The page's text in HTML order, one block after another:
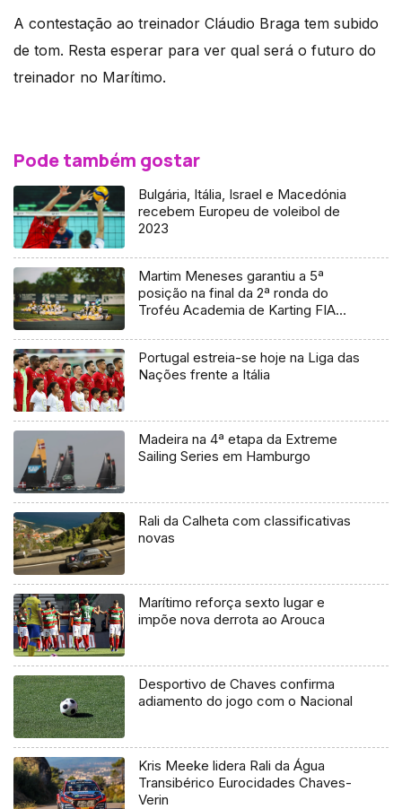
A contestação ao treinador Cláudio Braga tem subido
de tom. Resta esperar para ver qual será o futuro do
treinador no Marítimo.
Pode também gostar
Bulgária, Itália, Israel e Macedónia
recebem Europeu de voleibol de
2023
Martim Meneses garantiu a 5ª
posição na final da 2ª ronda do
Troféu Academia de Karting FIA
Portugal estreia-se hoje na Liga das
Nações frente a Itália
Madeira na 4ª etapa da Extreme
Sailing Series em Hamburgo
Rali da Calheta com classificativas
novas
Marítimo reforça sexto lugar e
impõe nova derrota ao Arouca
Desportivo de Chaves confirma
adiamento do jogo com o Nacional
Kris Meeke lidera Rali da Água
Transibérico Eurocidades Chaves-
Verin